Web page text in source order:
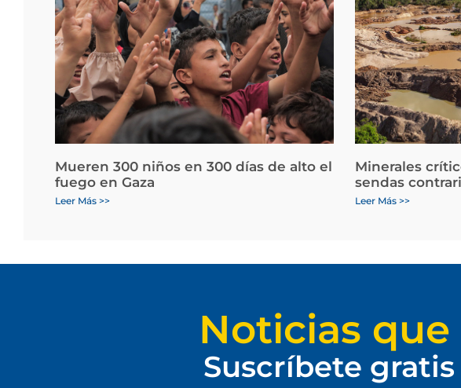
Mueren 300 niños en 300 días de alto el
fuego en Gaza
Leer Más >>
Minerales
sendas
Leer Más >>
Noticias
Suscríbete